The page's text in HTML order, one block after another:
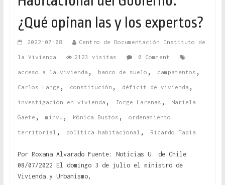
¿Qué opinan las y los expertos?
2022-07-08 Centro de Documentación Instituto de
la Vivienda 2123 visitas 0 Comment
acceso a la vivienda , banco de suelo , campamentos ,
Carlos Lange , constitución , déficit de vivienda ,
investigación en vivienda , Jorge Larenas , Mariela
Gaete , minvu , Mónica Bustos , ordenamiento
territorial , política habitacional , Ricardo Tapia
Por Roxana Alvarado Fuente: Noticias U. de Chile
08/07/2022 El domingo 3 de julio el ministro de
Vivienda y Urbanismo,